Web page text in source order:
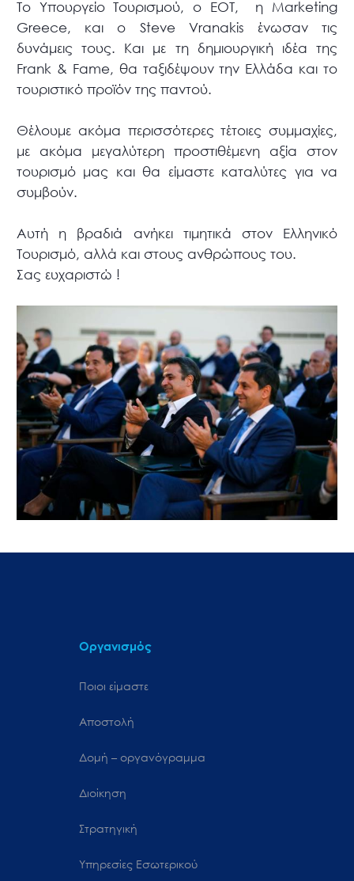
Το Υπουργείο Τουρισμού, o EOT, η Marketing
Greece, και ο Steve Vranakis ένωσαν τις
δυνάμεις τους. Και με τη δημιουργική ιδέα της
Frank & Fame, θα ταξιδέψουν την Ελλάδα και το
τουριστικό προϊόν της παντού.
Θέλουμε ακόμα περισσότερες τέτοιες συμμαχίες,
με ακόμα μεγαλύτερη προστιθέμενη αξία στον
τουρισμό μας και θα είμαστε καταλύτες για να
συμβούν.
Αυτή η βραδιά ανήκει τιμητικά στον Ελληνικό
Τουρισμό, αλλά και στους ανθρώπους του.
Σας ευχαριστώ !
Οργανισμός
Ποιοι είμαστε
Αποστολή
Δομή – οργανόγραμμα
Διοίκηση
Στρατηγική
Υπηρεσίες Εσωτερικού